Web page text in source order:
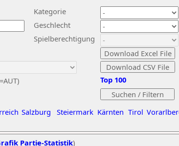
Kategorie
Geschlecht
Spielberechtigung
Salzburg Steiermark Kärnten Tirol
Top 100
Partie-Statistik)